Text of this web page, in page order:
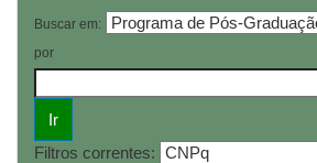
Buscar em:
por
Filtros correntes: